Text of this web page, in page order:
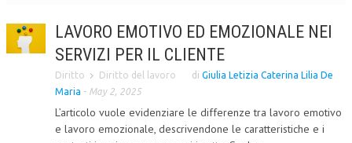
CENTRO STUDI
ATTO COSTITUTIVO E STATUTO
OBIETTIVI
LAVORO EMOTIVO ED EMOZIONALE NEI
SERVIZI PER IL CLIENTE
Diritto Diritto del lavoro di Giulia Letizia Caterina Lilia De
Maria - May 2, 2025
L’articolo vuole evidenziare le differenze tra lavoro emotivo
e lavoro emozionale, descrivendone le caratteristiche e i